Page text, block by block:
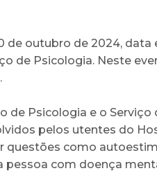
de outubro de 2024, data
de Psicologia. Neste
de Psicologia e o
pelos utentes do
questões como
pessoa com doença